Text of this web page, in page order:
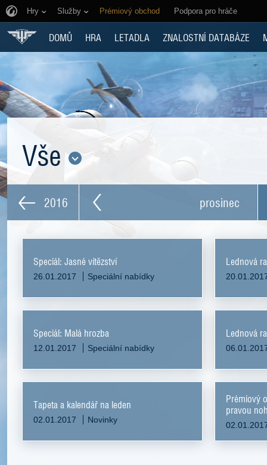
Hry Služby Prémiový obchod Podpora pro hráče
DOMŮ HRA LETADLA ZNALOSTNÍ DATABÁZE
Vše
2016 prosinec
Speciál: Jasné vítězství
26.01.2017 Speciální nabídky
Lednová
Speciál: Malá hrozba
12.01.2017 Speciální nabídky
Lednová
Tapeta a kalendář na leden
02.01.2017 Novinky
Prémiový
pravou